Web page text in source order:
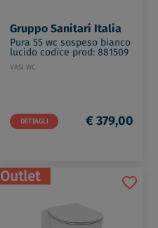
Gruppo Sanitari Italia
Pura 55 wc sospeso bianco
lucido codice prod: 881509
VASI WC
DETTAGLI € 379,00
Outlet